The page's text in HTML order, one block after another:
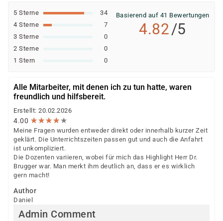
5 Sterne
34
4 Sterne
7
3 Sterne
0
2 Sterne
0
1 Stern
0
Basierend auf 41 Bewertungen
4.82/5
Alle Mitarbeiter, mit denen ich zu tun hatte, waren
freundlich und hilfsbereit.
Erstellt: 20.02.2026
4.00 ★★★★★
★★★★★
Meine Fragen wurden entweder direkt oder innerhalb kurzer Zeit
geklärt. Die Unterrichtszeiten passen gut und auch die Anfahrt
ist unkompliziert.
Die Dozenten variieren, wobei für mich das Highlight Herr Dr.
Brugger war. Man merkt ihm deutlich an, dass er es wirklich
gern macht!
Author
Daniel
Admin Comment